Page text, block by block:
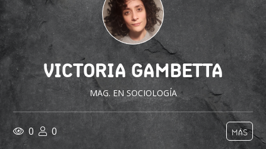
VICTORIA GAMBETTA
MAG. EN SOCIOLOGÍA
0 0 MÁS